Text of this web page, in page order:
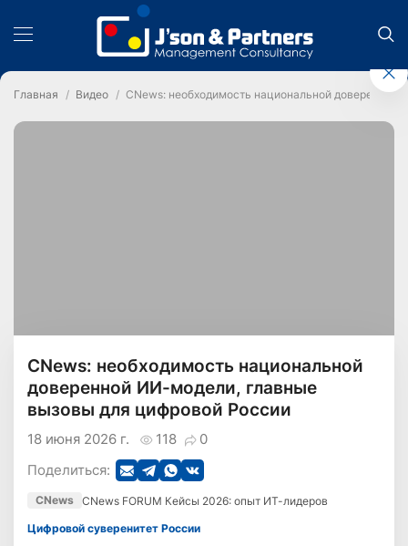
Главная Видео CNews: необходимость национальной
CNews: необходимость национальной
доверенной ИИ-модели, главные
вызовы для цифровой России
118 0
18 июня 2026 г.
Поделиться:
CNews CNews FORUM Кейсы 2026: опыт ИТ-лидеров
Цифровой суверенитет России